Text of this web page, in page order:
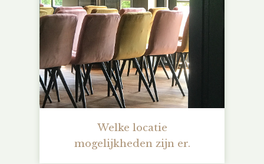
Welke locatie
mogelijkheden zijn er.